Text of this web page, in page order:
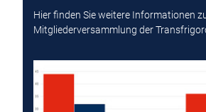
Hier finden Sie weitere Informationen
Mitgliederversammlung der